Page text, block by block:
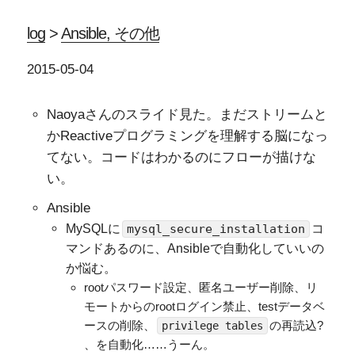
log>Ansible, その他
2015-05-04
Naoyaさんのスライド見た。まだストリームと
かReactiveプログラミングを理解する脳になっ
てない。コードはわかるのにフローが描けな
い。
Ansible
MySQLに mysql_secure_installation
コ
マンドあるのに、Ansibleで自動化していいの
か悩む。
rootパスワード設定、匿名ユーザー削除、リ
モートからのrootログイン禁止、testデータベ
ースの削除、
privilege tables の再読込?
、を自動化……うーん。